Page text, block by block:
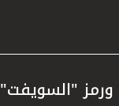
ورمز "السويفت"